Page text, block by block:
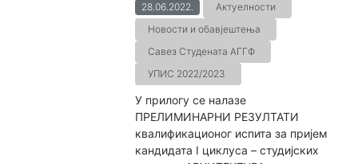
28.06.2022.
Актуелности
Новости и обавјештења
Савез Студената АГГФ
УПИС 2022/2023
У прилогу се налазе
ПРЕЛИМИНАРНИ РЕЗУЛТАТИ
квалификационог испита за пријем
кандидата I циклуса – студијских